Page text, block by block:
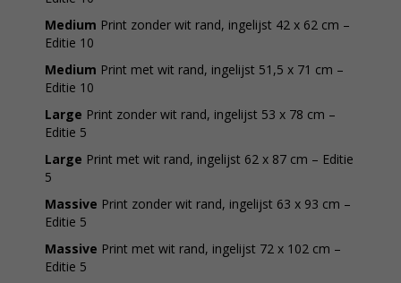
Medium Print zonder wit rand, ingelijst 42 x 62 cm –
Editie 10
Medium Print met wit rand, ingelijst 51,5 x 71 cm –
Editie 10
Large Print zonder wit rand, ingelijst 53 x 78 cm –
Editie 5
Large Print met wit rand, ingelijst 62 x 87 cm – Editie
5
Massive Print zonder wit rand, ingelijst 63 x 93 cm –
Editie 5
Massive Print met wit rand, ingelijst 72 x 102 cm –
Editie 5